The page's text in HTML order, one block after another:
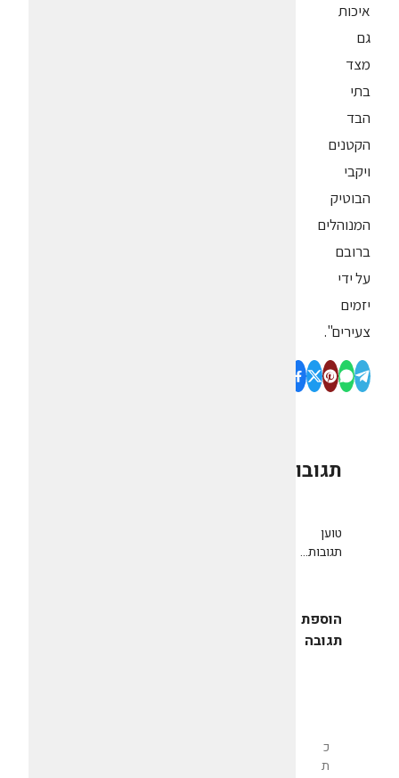
איכות
גם
מצד
בתי
הבד
הקטנים
ויקבי
הבוטיק
המנוהלים
ברובם
על ידי
יזמים
צעירים".
תגובות
טוען
תגובות...
הוספת
תגובה